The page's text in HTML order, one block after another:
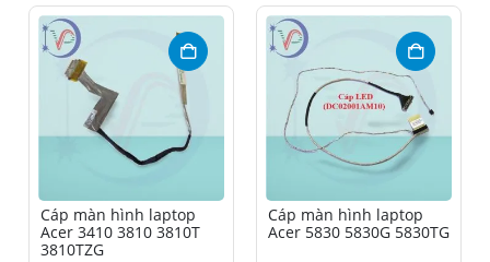
Cáp màn hình laptop
Acer 3410 3810 3810T
3810TZG
Cáp màn hình laptop
Acer 5830 5830G 5830TG